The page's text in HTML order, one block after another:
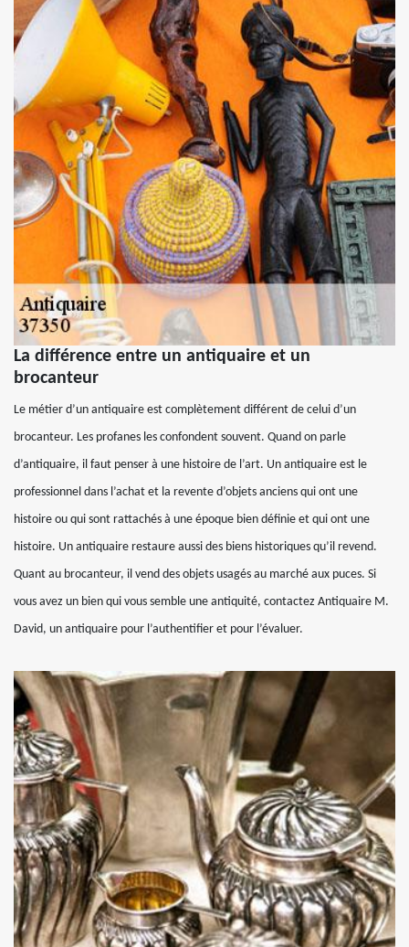
La différence entre un antiquaire et un
brocanteur
Le métier d’un antiquaire est complètement différent de celui d’un
brocanteur. Les profanes les confondent souvent. Quand on parle
d’antiquaire, il faut penser à une histoire de l’art. Un antiquaire est le
professionnel dans l’achat et la revente d’objets anciens qui ont une
histoire ou qui sont rattachés à une époque bien définie et qui ont une
histoire. Un antiquaire restaure aussi des biens historiques qu’il revend.
Quant au brocanteur, il vend des objets usagés au marché aux puces. Si
vous avez un bien qui vous semble une antiquité, contactez Antiquaire M.
David, un antiquaire pour l’authentifier et pour l’évaluer.